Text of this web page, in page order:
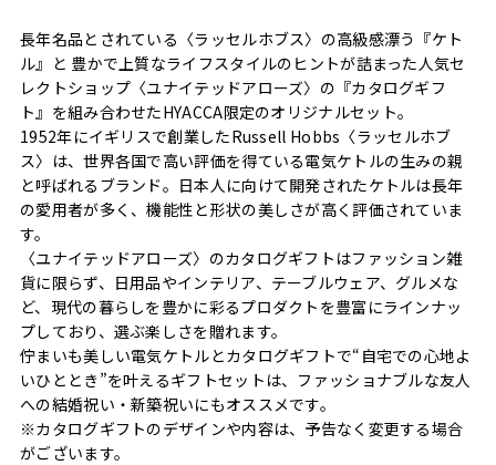
長年名品とされている〈ラッセルホブス〉の⾼級感漂う『ケト
ル』と 豊かで上質なライフスタイルのヒントが詰まった人気セ
レクトショップ〈ユナイテッドアローズ〉の『カタログギフ
ト』を組み合わせたHYACCA限定のオリジナルセット。
1952年にイギリスで創業したRussell Hobbs〈ラッセルホブ
ス〉は、世界各国で高い評価を得ている電気ケトルの生みの親
と呼ばれるブランド。日本人に向けて開発されたケトルは長年
の愛用者が多く、機能性と形状の美しさが高く評価されていま
す。
〈ユナイテッドアローズ〉のカタログギフトはファッション雑
貨に限らず、日用品やインテリア、テーブルウェア、グルメな
ど、現代の暮らしを豊かに彩るプロダクトを豊富にラインナッ
プしており、選ぶ楽しさを贈れます。
佇まいも美しい電気ケトルとカタログギフトで“自宅での心地よ
いひととき”を叶えるギフトセットは、ファッショナブルな友人
への結婚祝い・新築祝いにもオススメです。
※カタログギフトのデザインや内容は、予告なく変更する場合
がございます。